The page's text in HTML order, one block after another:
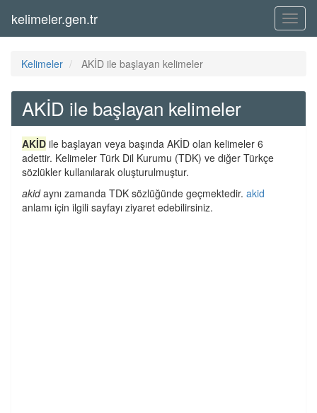
Menü
kelimeler.gen.tr
Kelimeler AKİD ile başlayan kelimeler
AKİD ile başlayan kelimeler
AKİD ile başlayan veya başında AKİD olan kelimeler 6
adettir. Kelimeler Türk Dil Kurumu (TDK) ve diğer Türkçe
sözlükler kullanılarak oluşturulmuştur.
akidaynı zamanda TDK sözlüğünde geçmektedir. akid
anlamı için ilgili sayfayı ziyaret edebilirsiniz.